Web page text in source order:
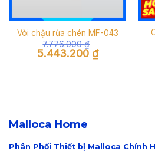
Vòi chậu rửa chén MF-043
7.776.000₫
Giá
gốc
5.443.200 ₫Giá
hiện
Malloca Home
Phân Phối Thiết bị Malloca Chính